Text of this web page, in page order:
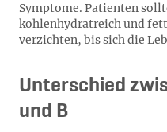
Symptome. Patienten
kohlenhydratreich und
verzichten, bis sich die
Unterschied
und B